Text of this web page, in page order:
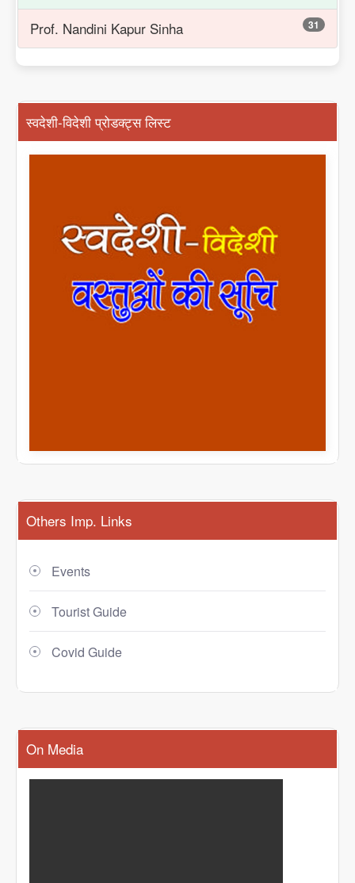
Prof. Nandini Kapur Sinha 31
स्वदेशी-विदेशी प्रोडक्ट्स लिस्ट
Others Imp. Links
Events
Tourist Guide
Covid Guide
On Media